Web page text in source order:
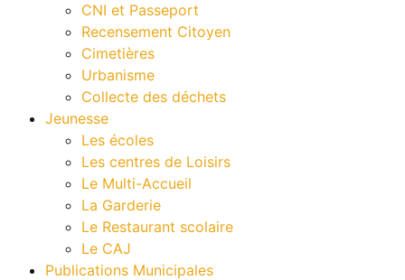
CNI et Passeport
Recensement Citoyen
Cimetières
Urbanisme
Collecte des déchets
Jeunesse
Les écoles
Les centres de Loisirs
Le Multi-Accueil
La Garderie
Le Restaurant scolaire
Le CAJ
Publications Municipales